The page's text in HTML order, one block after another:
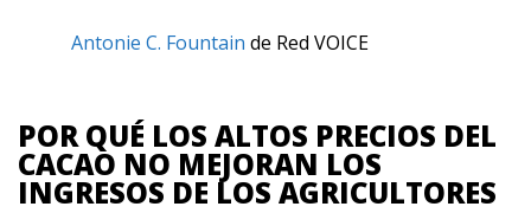
Antonie C. Fountain de Red VOICE
POR QUÉ LOS ALTOS PRECIOS DEL
CACAO NO MEJORAN LOS
INGRESOS DE LOS AGRICULTORES